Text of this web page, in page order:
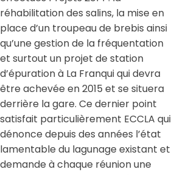
réhabilitation des salins, la mise en
place d’un troupeau de brebis ainsi
qu’une gestion de la fréquentation
et surtout un projet de station
d’épuration à La Franqui qui devra
être achevée en 2015 et se situera
derrière la gare. Ce dernier point
satisfait particulièrement ECCLA qui
dénonce depuis des années l’état
lamentable du lagunage existant et
demande à chaque réunion une